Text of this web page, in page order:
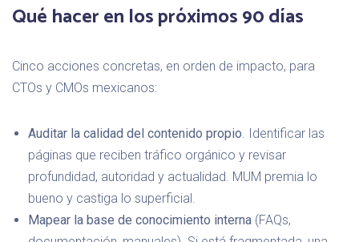
Qué hacer en los próximos 90 días
Cinco acciones concretas, en orden de impacto, para
CTOs y CMOs mexicanos:
Auditar la calidad del contenido propio . Identificar las
páginas que reciben tráfico orgánico y revisar
profundidad, autoridad y actualidad. MUM premia lo
bueno y castiga lo superficial.
Mapear la base de conocimiento interna (FAQs,